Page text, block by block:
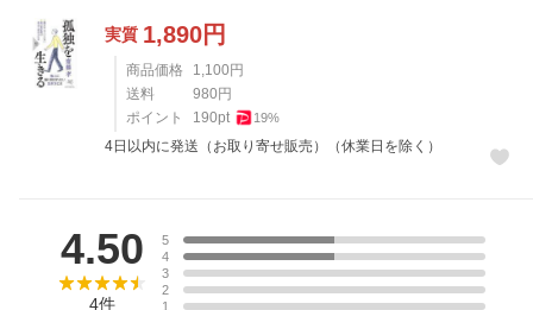
実質 1,890円
商品価格 1,100円
送料
980円
ポイント
190pt 19%
4日以内に発送（お取り寄せ販売）（休業日を除く）
4.50
4件
5
4
3
2
1